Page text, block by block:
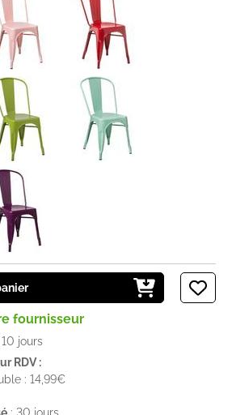
fournisseur
jours
RDV :
: 14,99€